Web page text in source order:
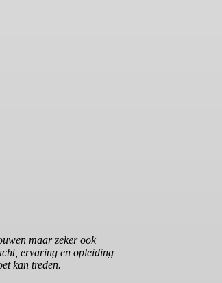
maar zeker ook
ervaring en opleiding
kan treden.